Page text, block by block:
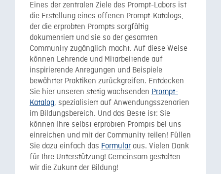
Eines der zentralen Ziele des Prompt-Labors ist
die Erstellung eines offenen Prompt-Katalogs,
der die erprobten Prompts sorgfältig
dokumentiert und sie so der gesamten
Community zugänglich macht. Auf diese Weise
können Lehrende und Mitarbeitende auf
inspirierende Anregungen und Beispiele
bewährter Praktiken zurückgreifen. Entdecken
Sie hier unseren stetig wachsenden Prompt-
Katalog, spezialisiert auf Anwendungsszenarien
im Bildungsbereich. Und das Beste ist: Sie
können Ihre selbst erprobten Prompts bei uns
einreichen und mit der Community teilen! Füllen
Sie dazu einfach das Formular aus. Vielen Dank
für Ihre Unterstützung! Gemeinsam gestalten
wir die Zukunt der Bildung!